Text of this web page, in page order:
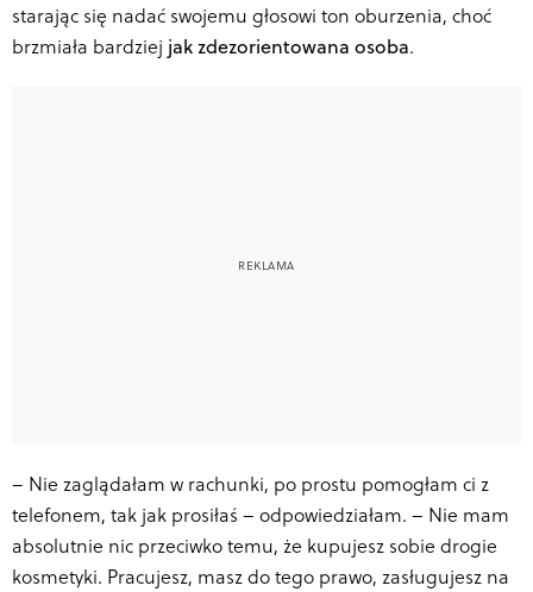
starając się nadać swojemu głosowi ton oburzenia, choć
brzmiała bardziej jak zdezorientowana osoba.
– Nie zaglądałam w rachunki, po prostu pomogłam ci z
telefonem, tak jak prosiłaś – odpowiedziałam. – Nie mam
absolutnie nic przeciwko temu, że kupujesz sobie drogie
kosmetyki. Pracujesz, masz do tego prawo, zasługujesz na